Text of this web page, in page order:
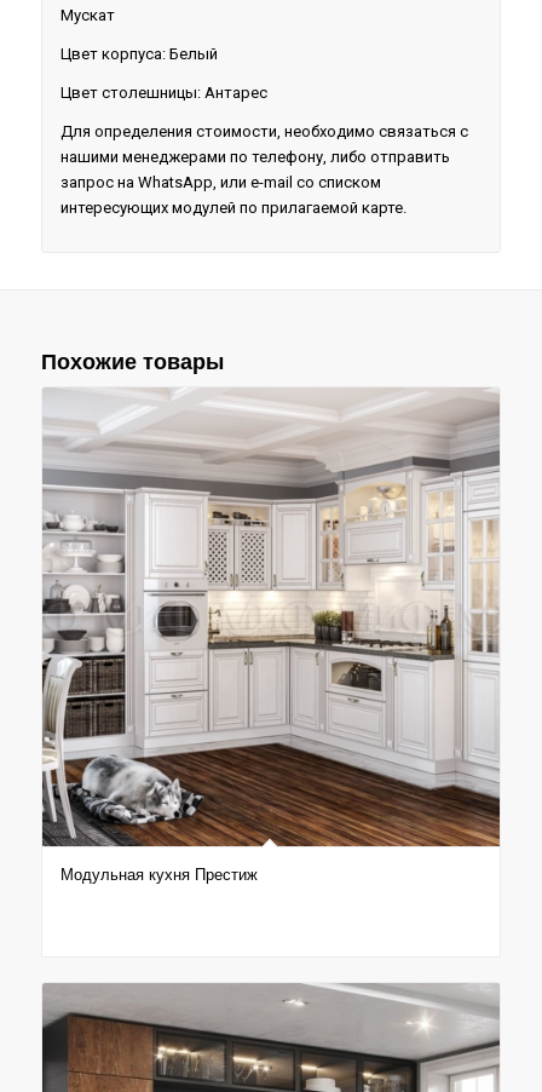
Мускат
Цвет корпуса: Белый
Цвет столешницы: Антарес
Для определения стоимости, необходимо связаться с
нашими менеджерами по телефону, либо отправить
запрос на WhatsApp, или e-mail со списком
интересующих модулей по прилагаемой карте.
Похожие товары
Модульная кухня Престиж